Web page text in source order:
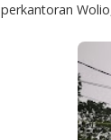
perkantoran